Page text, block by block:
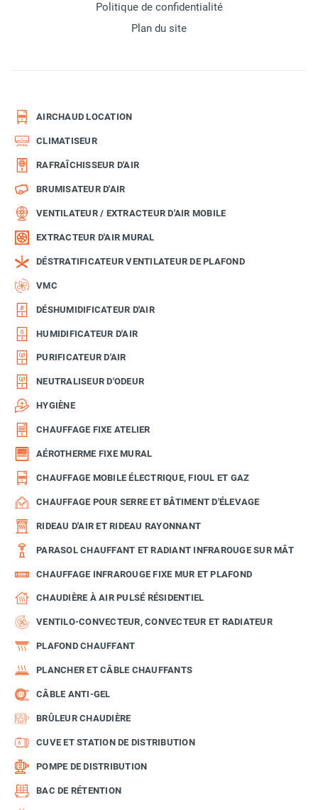
Politique de confidentialité
Plan du site
AIRCHAUD LOCATION
CLIMATISEUR
RAFRAÎCHISSEUR D'AIR
BRUMISATEUR D'AIR
VENTILATEUR / EXTRACTEUR D'AIR MOBILE
EXTRACTEUR D'AIR MURAL
DÉSTRATIFICATEUR VENTILATEUR DE PLAFOND
VMC
DÉSHUMIDIFICATEUR D'AIR
HUMIDIFICATEUR D'AIR
PURIFICATEUR D'AIR
NEUTRALISEUR D'ODEUR
HYGIÈNE
CHAUFFAGE FIXE ATELIER
AÉROTHERME FIXE MURAL
CHAUFFAGE MOBILE ÉLECTRIQUE, FIOUL ET GAZ
CHAUFFAGE POUR SERRE ET BÂTIMENT D'ÉLEVAGE
RIDEAU D'AIR ET RIDEAU RAYONNANT
PARASOL CHAUFFANT ET RADIANT INFRAROUGE SUR MÂT
CHAUFFAGE INFRAROUGE FIXE MUR ET PLAFOND
CHAUDIÈRE À AIR PULSÉ RÉSIDENTIEL
VENTILO-CONVECTEUR, CONVECTEUR ET RADIATEUR
PLAFOND CHAUFFANT
PLANCHER ET CÂBLE CHAUFFANTS
CÂBLE ANTI-GEL
BRÛLEUR CHAUDIÈRE
CUVE ET STATION DE DISTRIBUTION
POMPE DE DISTRIBUTION
BAC DE RÉTENTION